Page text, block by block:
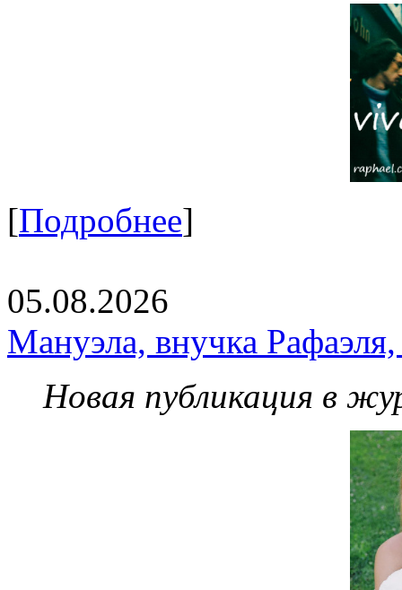
[Подробнее]
05.08.2026
Мануэла, внучка
Новая публикация в